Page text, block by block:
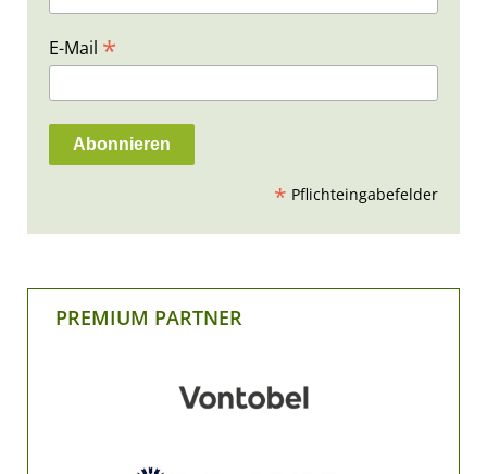
E-Mail *
* Pflichteingabefelder
PREMIUM PARTNER